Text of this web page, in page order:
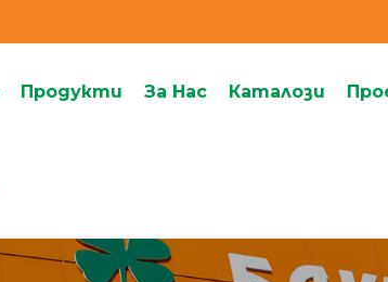
Продукти За Нас Каталози